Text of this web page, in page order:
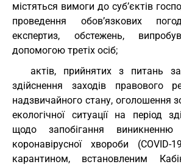
містяться вимоги до суб’єктів
проведення обов’язкових
експертиз, обстежень,
допомогою третіх осіб;
актів, прийнятих з питань
здійснення заходів правового
надзвичайного стану, оголошення
екологічної ситуації на період
щодо запобігання
коронавірусної хвороби (COVID-
карантином, встановленим